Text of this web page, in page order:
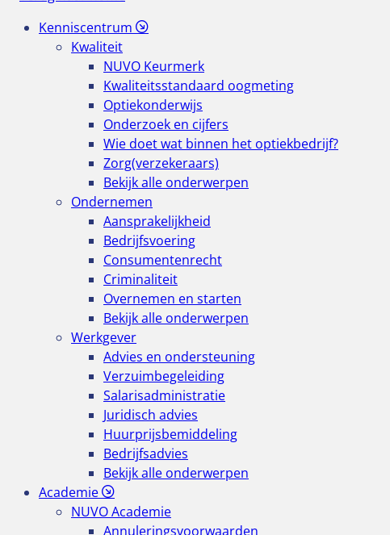
Kenniscentrum
Kwaliteit
NUVO Keurmerk
Kwaliteitsstandaard oogmeting
Optiekonderwijs
Onderzoek en cijfers
Wie doet wat binnen het optiekbedrijf?
Zorg(verzekeraars)
Bekijk alle onderwerpen
Ondernemen
Aansprakelijkheid
Bedrijfsvoering
Consumentenrecht
Criminaliteit
Overnemen en starten
Bekijk alle onderwerpen
Werkgever
Advies en ondersteuning
Verzuimbegeleiding
Salarisadministratie
Juridisch advies
Huurprijsbemiddeling
Bedrijfsadvies
Bekijk alle onderwerpen
Academie
NUVO Academie
Annuleringsvoorwaarden